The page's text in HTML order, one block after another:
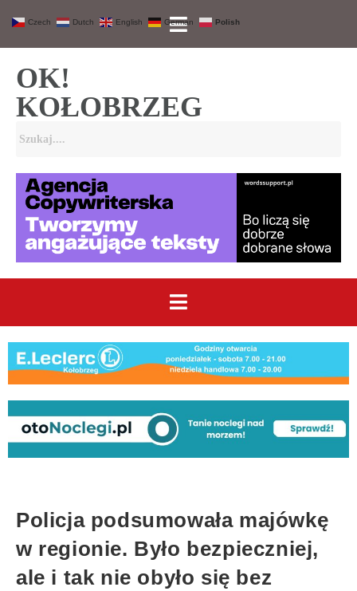
OK!
KOŁOBRZEG
Policja podsumowała majówkę
w regionie. Było bezpieczniej,
ale i tak nie obyło się bez
Czech Dutch English German Polish